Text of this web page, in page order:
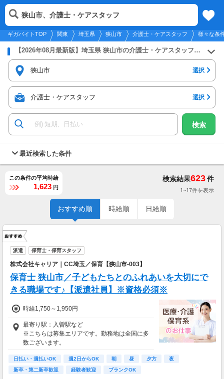
2026年8月7日更新
関東
メニュー
ギガバイトTOP 関東 埼玉県 狭山市 介護士・ケアスタッフ 様々な条
狭山市、介護士・ケアスタッフ
【2026年08月最新版】埼玉県 狭山市の介護士・ケアスタッフのバイト・アルバイト・パートの求人募集情報
狭山市 選択
介護士・ケアスタッフ 選択
検索
最近検索した条件
この条件の平均時給
1,623 円
検索結果623件
1~17件を表示
おすすめ順 時給順 日給順
派遣 保育士・保育スタッフ
株式会社キャリア｜CC埼玉／保育【狭山市-003】
保育士 狭山市／子どもたちとのふれあいを大切にで
きる職場です♪【派遣社員】※資格必須※
時給1,750～1,950円
最寄り駅：入曽駅など
※こちらは募集エリアです。勤務地は全国に多
数ございます。
日払い・週払いOK 週2日からOK 朝 昼 夕方
夜
新卒・第二新卒歓迎
経験者歓迎 ブランクOK